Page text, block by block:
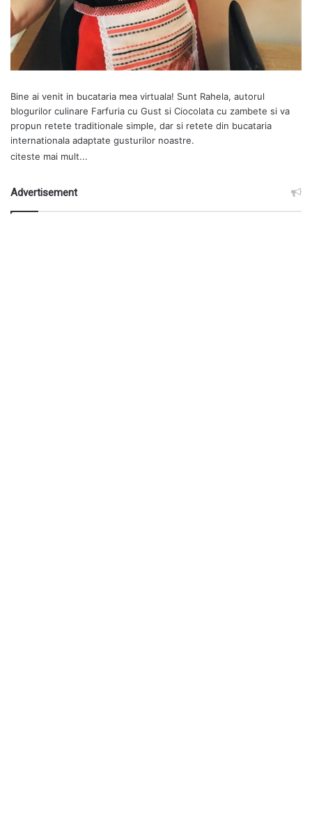
Bine ai venit in bucataria mea virtuala! Sunt Rahela, autorul
blogurilor culinare Farfuria cu Gust si Ciocolata cu zambete si va
propun retete traditionale simple, dar si retete din bucataria
internationala adaptate gusturilor noastre.
citeste mai mult...
Advertisement